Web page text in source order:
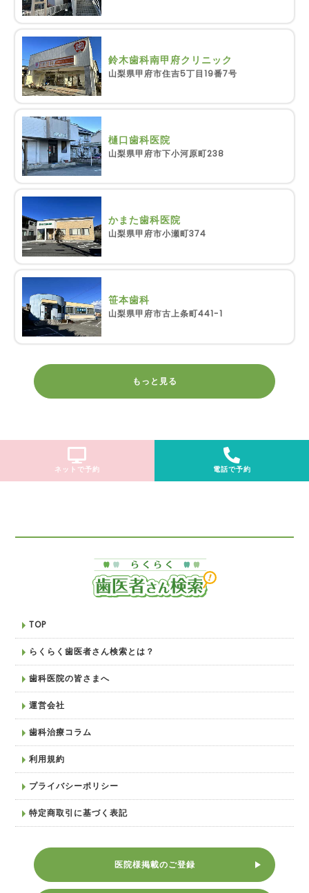
鈴木歯科南甲府クリニック
山梨県甲府市住吉5丁目19番7号
樋口歯科医院
山梨県甲府市下小河原町238
かまた歯科医院
山梨県甲府市小瀬町374
笹本歯科
山梨県甲府市古上条町441-1
もっと見る
ネットで予約 電話で予約
TOP
らくらく歯医者さん検索とは？
歯科医院の皆さまへ
運営会社
歯科治療コラム
利用規約
プライバシーポリシー
特定商取引に基づく表記
医院様掲載のご登録